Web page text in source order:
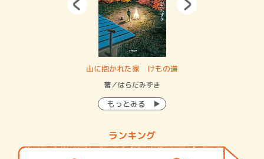
山に抱かれた家 けもの道
著／はらだみずき
もっとみる
ランキング